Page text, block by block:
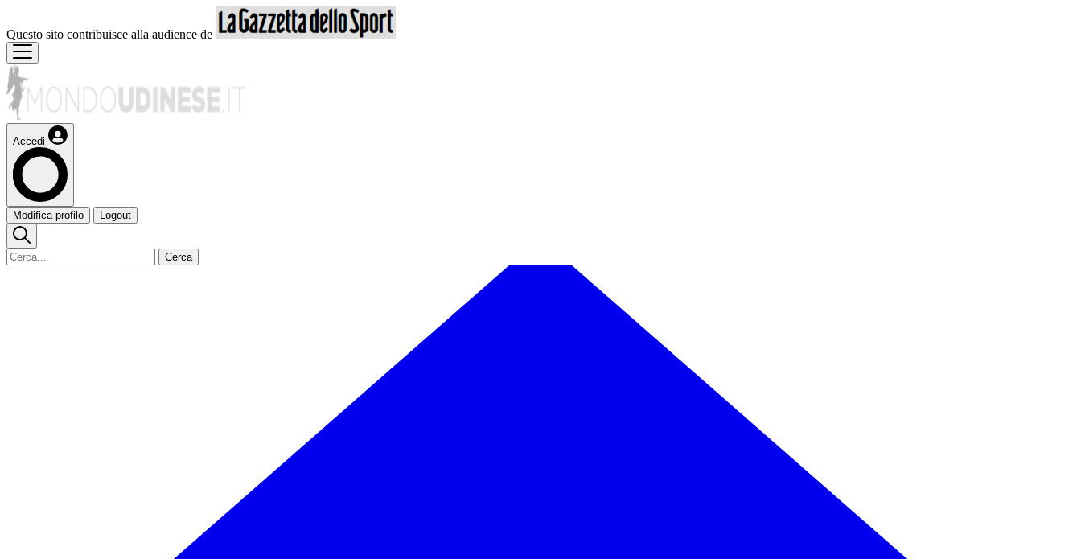
Questo sito contribuisce alla audience de
Accedi
Modifica profilo Logout
Cerca